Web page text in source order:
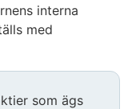
interna
med
som ägs